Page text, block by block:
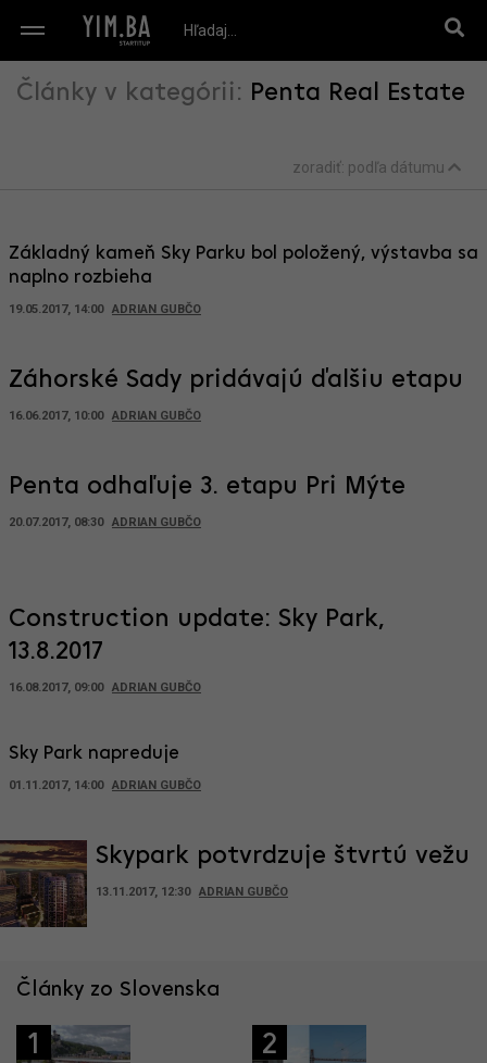
Články v kategórii: Penta Real Estate
zoradiť: podľa dátumu
Základný kameň Sky Parku bol položený, výstavba sa
naplno rozbieha
19.05.2017, 14:00 ADRIAN GUBČO
Záhorské Sady pridávajú ďalšiu etapu
16.06.2017, 10:00 ADRIAN GUBČO
Penta odhaľuje 3. etapu Pri Mýte
20.07.2017, 08:30 ADRIAN GUBČO
Construction update: Sky Park,
13.8.2017
16.08.2017, 09:00 ADRIAN GUBČO
Sky Park napreduje
01.11.2017, 14:00 ADRIAN GUBČO
Skypark potvrdzuje štvrtú vežu
13.11.2017, 12:30 ADRIAN GUBČO
Články zo Slovenska
1 2